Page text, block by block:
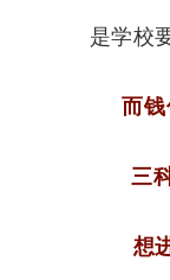
是学校
而
三
想